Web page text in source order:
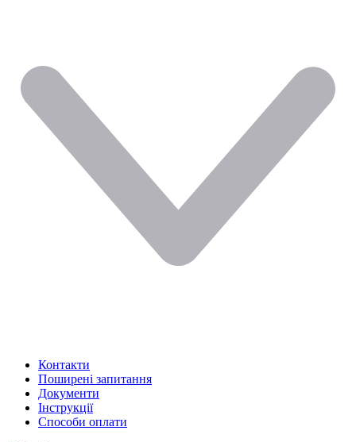
Контакти
Поширені запитання
Документи
Інструкції
Способи оплати